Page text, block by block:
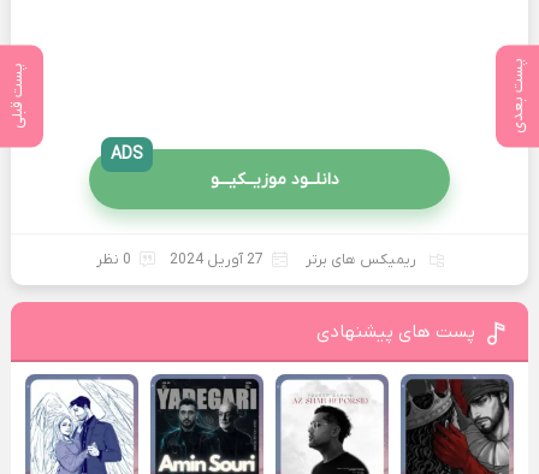
پست بعدی پست قبلی
دانلــود موزیــکیـــو
ADS
ریمیکس های برتر 27 آوریل 2024 0 نظر
پست های پیشنهادی